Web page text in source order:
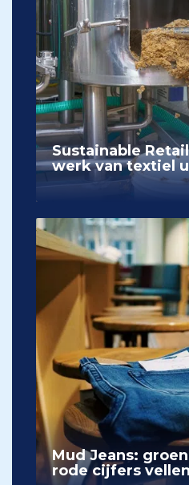
Sustainable
werk van textiel
Mud Jeans:
rode cijfers